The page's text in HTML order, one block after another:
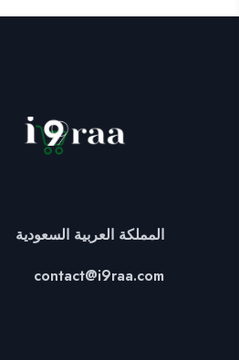
المملكة العربية السعودية
contact@i9raa.com